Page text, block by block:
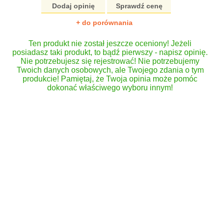
Dodaj opinię Sprawdź cenę
+ do porównania
Ten produkt nie został jeszcze oceniony! Jeżeli
posiadasz taki produkt, to bądź pierwszy - napisz opinię.
Nie potrzebujesz się rejestrować! Nie potrzebujemy
Twoich danych osobowych, ale Twojego zdania o tym
produkcie! Pamiętaj, że Twoja opinia może pomóc
dokonać właściwego wyboru innym!